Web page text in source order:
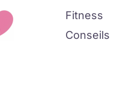
Fitness
Conseils